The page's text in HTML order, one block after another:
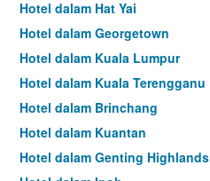
Hotel dalam Hat Yai
Hotel dalam Georgetown
Hotel dalam Kuala Lumpur
Hotel dalam Kuala Terengganu
Hotel dalam Brinchang
Hotel dalam Kuantan
Hotel dalam Genting Highlands